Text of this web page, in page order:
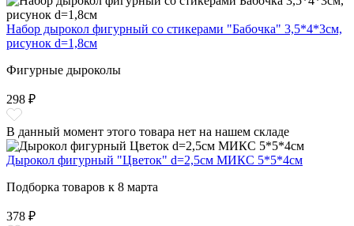
Набор дырокол фигурный со стикерами "Бабочка" 3,5*4*3см,
рисунок d=1,8см
Фигурные дыроколы
298 ₽
В данный момент этого товара нет на нашем складе
Дырокол фигурный "Цветок" d=2,5см МИКС 5*5*4см
Подборка товаров к 8 марта
378 ₽